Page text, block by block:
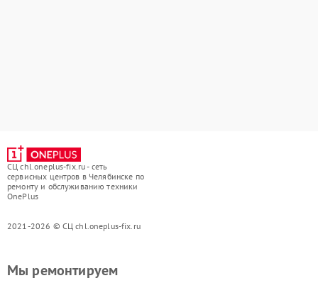
СЦ chl.oneplus-fix.ru - сеть
сервисных центров в Челябинске по
ремонту и обслуживанию техники
OnePlus
2021-2026 © СЦ chl.oneplus-fix.ru
Мы ремонтируем